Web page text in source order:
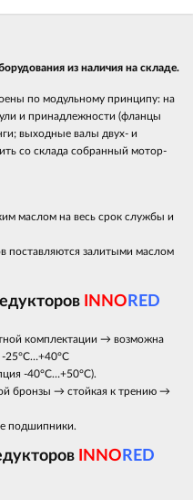
из наличия на складе.
по модульному принципу: на
и принадлежности (фланцы
выходные валы двух- и
со склада собранный мотор-
маслом на весь срок службы и
поставляются залитыми маслом
INNO RED
комплектации → возможна
-25°С…+40°С
-40°С…+50°С).
бронзы → стойкая к трению →
подшипники.
INNO RED